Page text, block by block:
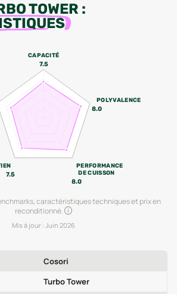
TOWER :
CAPACITÉ
7.5
POLYVALENCE
8.0
PERFORMANCE
DE CUISSON
8.0
7.5
caractéristiques techniques et prix en
reconditionné.
Mis à jour : Juin 2026
Cosori
Turbo Tower